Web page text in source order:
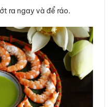
ra ngay và để ráo.